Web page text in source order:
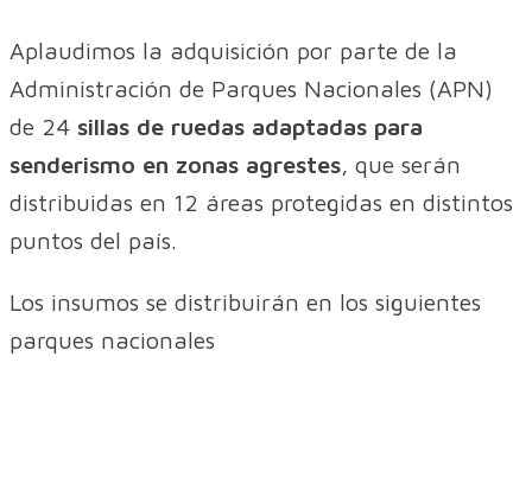
Aplaudimos la adquisición por parte de la
Administración de Parques Nacionales (APN)
de 24 sillas de ruedas adaptadas para
senderismo en zonas agrestes, que serán
distribuidas en 12 áreas protegidas en distintos
puntos del país.
Los insumos se distribuirán en los siguientes
parques nacionales